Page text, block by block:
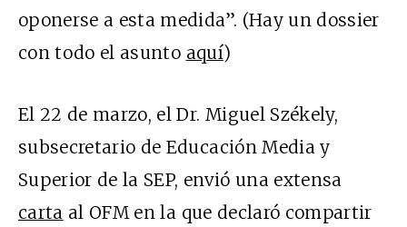
oponerse a esta medida”. (Hay un dossier
con todo el asunto aquí)
El 22 de marzo, el Dr. Miguel Székely,
subsecretario de Educación Media y
Superior de la SEP, envió una extensa
carta al OFM en la que declaró compartir